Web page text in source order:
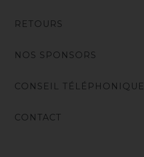
RETOURS
NOS SPONSORS
CONSEIL TÉLÉPHONIQUE
CONTACT